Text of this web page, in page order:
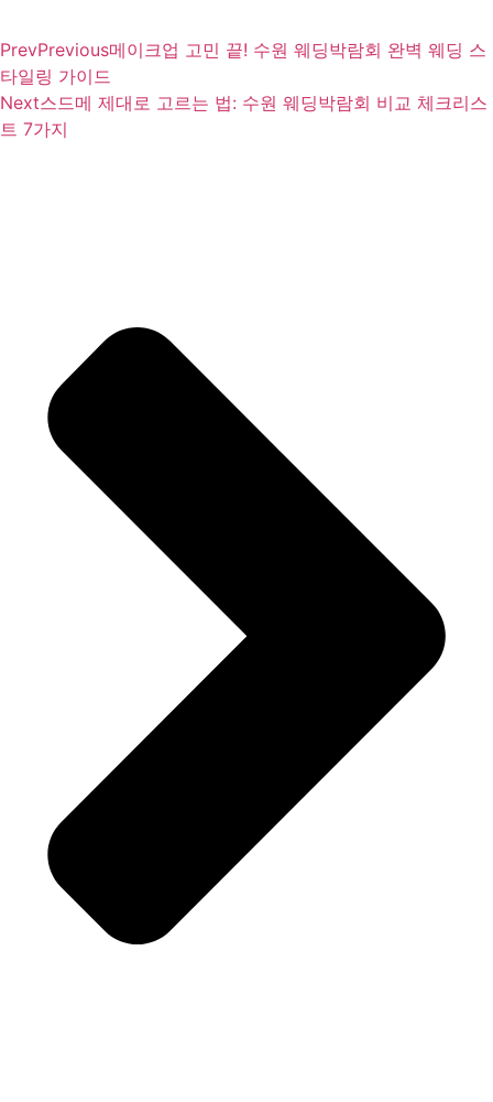
PrevPrevious메이크업 고민 끝! 수원 웨딩박람회 완벽 웨딩 스
타일링 가이드
Next스드메 제대로 고르는 법: 수원 웨딩박람회 비교 체크리스
트 7가지